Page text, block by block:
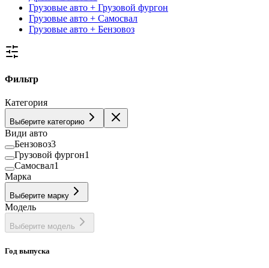
Грузовые авто + Грузовой фургон
Грузовые авто + Самосвал
Грузовые авто + Бензовоз
Фильтр
Категория
Выберите категорию
Види авто
Бензовоз3
Грузовой фургон1
Самосвал1
Марка
Выберите марку
Модель
Выберите модель
Год выпуска